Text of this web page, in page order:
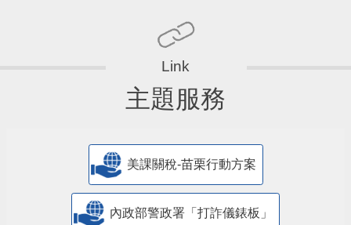
主題服務
美課關稅-苗栗行動方案
內政部警政署「打詐儀錶板」